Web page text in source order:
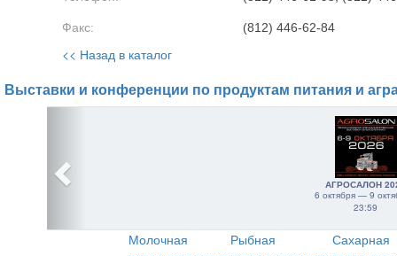
Факс: (812) 446-62-84
<< Назад в каталог
Выставки и конференции по продуктам питания и
АГРОСАЛОН
6 октября — 9
23:59
Молочная
Рыбная
Сахарная